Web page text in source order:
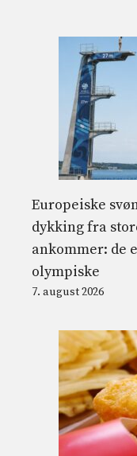
Europeiske
dykking fra
ankommer: de
olympiske
7. august 2026